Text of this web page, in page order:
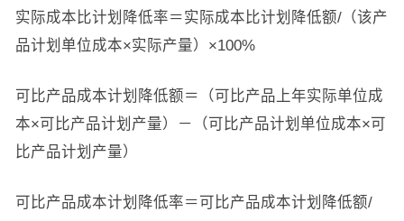
实际成本比计划降低率＝实际成本比计划降低额/（该产
品计划单位成本×实际产量）×100%
可比产品成本计划降低额＝（可比产品上年实际单位成
本×可比产品计划产量）－（可比产品计划单位成本×可
比产品计划产量）
可比产品成本计划降低率＝可比产品成本计划降低额/